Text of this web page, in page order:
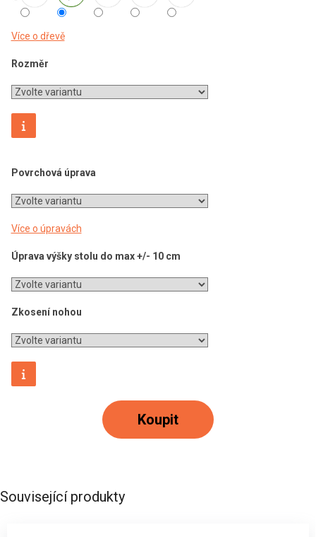
Více o dřevě
Rozměr
Povrchová úprava
Více o úpravách
Úprava výšky stolu do max +/- 10 cm
Zkosení nohou
Koupit
Související produkty